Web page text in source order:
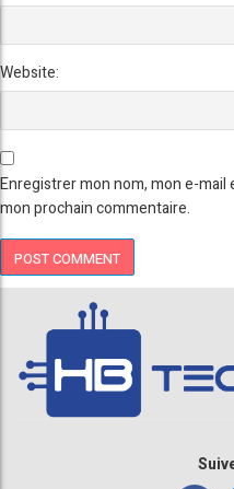
Website:
Enregistrer mon nom, mon e-
mon prochain commentaire.